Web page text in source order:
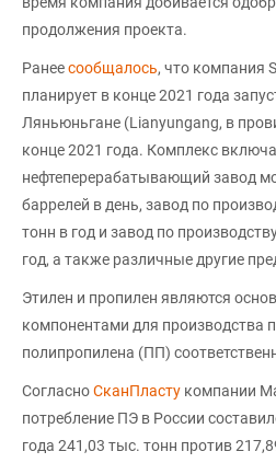
продолжения проекта.
Ранеесообщалось, что компания
планирует в конце 2021 года
Ляньюньгане (Lianyungang, в
конце 2021 года. Комплекс
нефтеперерабатывающий завод
баррелей в день, завод по
тонн в год и завод по
год, а также различные другие
Этилен и пропилен являются
компонентами для производства
полипропилена (ПП)
СогласноСканПласту компании
потребление ПЭ в России
года 241,03 тыс. тонн против